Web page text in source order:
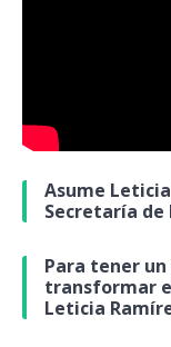
Asume
Secretaría de
Para tener
transformar
Leticia